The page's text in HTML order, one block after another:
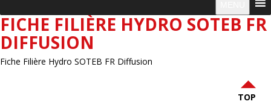
FICHE FILIÈRE HYDRO SOTEB FR
DIFFUSION
Fiche Filière Hydro SOTEB FR Diffusion
TOP